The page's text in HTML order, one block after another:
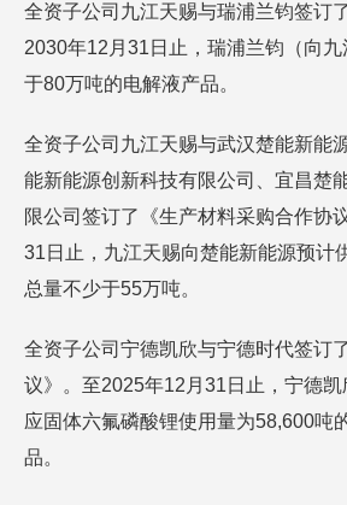
全资子公司九江天赐与瑞浦兰钧签订
2030年12月31日止，瑞浦兰钧（向
于80万吨的电解液产品。
全资子公司九江天赐与武汉楚能新能
能新能源创新科技有限公司、宜昌楚
限公司签订了《生产材料采购合作协
31日止，九江天赐向楚能新能源预计
总量不少于55万吨。
全资子公司宁德凯欣与宁德时代签订
议》。至2025年12月31日止，宁德
应固体六氟磷酸锂使用量为58,600吨
品。